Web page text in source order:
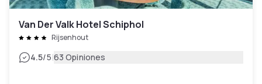
Van Der Valk Hotel Schiphol
Rijsenhout
4.5/5|63 Opiniones